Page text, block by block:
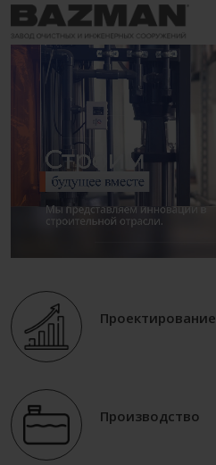
Проектирование
Производство